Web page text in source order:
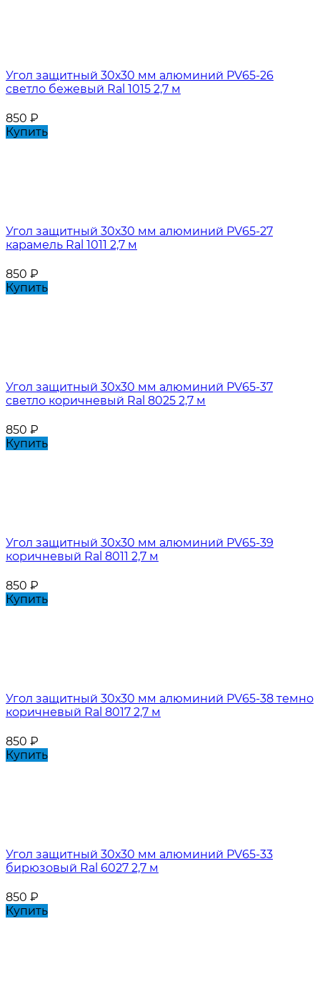
Угол защитный 30х30 мм алюминий PV65-26
светло бежевый Ral 1015 2,7 м
850 ₽
Купить
Угол защитный 30х30 мм алюминий PV65-27
карамель Ral 1011 2,7 м
850 ₽
Купить
Угол защитный 30х30 мм алюминий PV65-37
светло коричневый Ral 8025 2,7 м
850 ₽
Купить
Угол защитный 30х30 мм алюминий PV65-39
коричневый Ral 8011 2,7 м
850 ₽
Купить
Угол защитный 30х30 мм алюминий PV65-38 темно
коричневый Ral 8017 2,7 м
850 ₽
Купить
Угол защитный 30х30 мм алюминий PV65-33
бирюзовый Ral 6027 2,7 м
850 ₽
Купить